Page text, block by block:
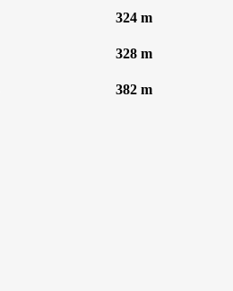
324 m
328 m
382 m